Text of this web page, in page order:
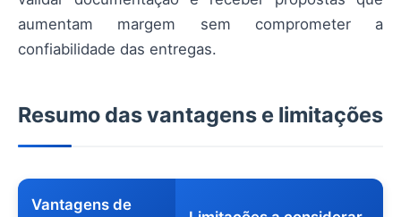
aumentam margem sem comprometer a
confiabilidade das entregas.
Resumo das vantagens e limitações
Vantagens de